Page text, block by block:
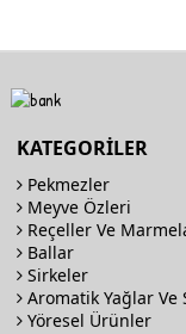
KATEGORİLER
Pekmezler
Meyve Özleri
Reçeller Ve
Ballar
Sirkeler
Aromatik Yağlar Ve
Yöresel Ürünler